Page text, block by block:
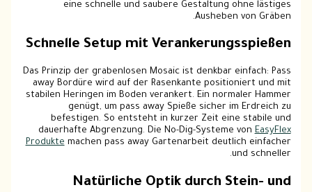
eine schnelle und saubere Gestaltung ohne lästiges
Ausheben von Gräben.
Schnelle Setup mit Verankerungsspießen
Das Prinzip der grabenlosen Mosaic ist denkbar einfach: Pass
away Bordüre wird auf der Rasenkante positioniert und mit
stabilen Heringen im Boden verankert. Ein normaler Hammer
genügt, um pass away Spieße sicher im Erdreich zu
befestigen. So entsteht in kurzer Zeit eine stabile und
dauerhafte Abgrenzung. Die No-Dig-Systeme vonEasyFlex
Produktemachen pass away Gartenarbeit deutlich einfacher
und schneller.
Natürliche Optik durch Stein- und